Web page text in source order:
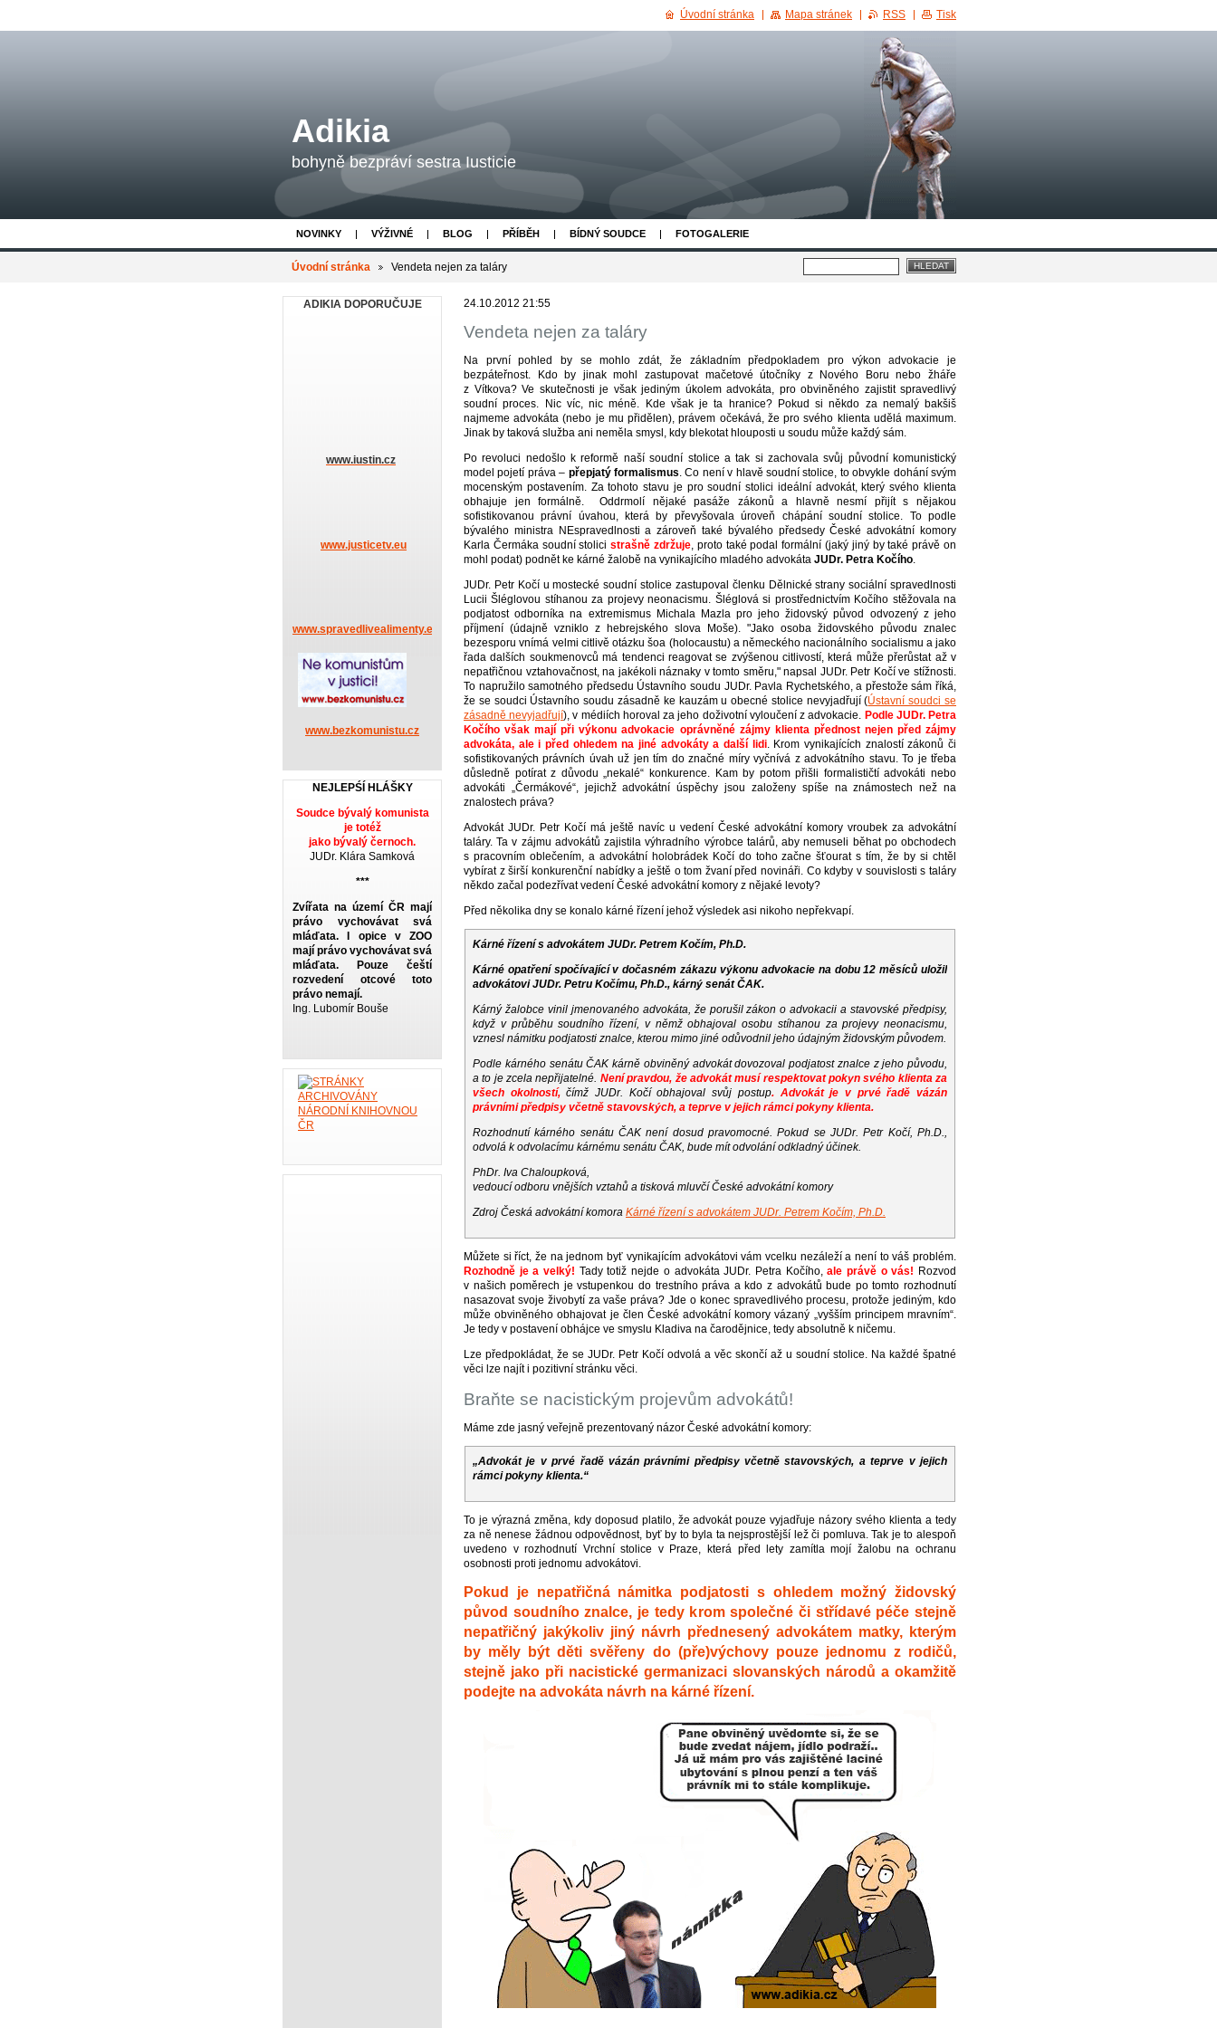
Adikia
bohyně bezpráví sestra Iusticie
NOVINKY VÝŽIVNÉ BLOG PŘÍBĚH BÍDNÝ SOUDCE FOTOGALERIE
Úvodní stránka Vendeta nejen za taláry
24.10.2012 21:55
Vendeta nejen za taláry
Na první pohled by se mohlo zdát, že základním předpokladem pro výkon advokacie je
bezpáteřnost. Kdo by jinak mohl zastupovat mačetové útočníky z Nového Boru nebo žháře
z Vítkova? Ve skutečnosti je však jediným úkolem advokáta, pro obviněného zajistit spravedlivý
soudní proces. Nic víc, nic méně. Kde však je ta hranice? Pokud si někdo za nemalý bakšiš
najmeme advokáta (nebo je mu přidělen), právem očekává, že pro svého klienta udělá maximum.
Jinak by taková služba ani neměla smysl, kdy blekotat hlouposti u soudu může každý sám.
Po revoluci nedošlo k reformě naší soudní stolice a tak si zachovala svůj původní komunistický
model pojetí práva – přepjatý formalismus. Co není v hlavě soudní stolice, to obvykle dohání svým
mocenským postavením. Za tohoto stavu je pro soudní stolici ideální advokát, který svého klienta
obhajuje jen formálně. Oddrmolí nějaké pasáže zákonů a hlavně nesmí přijít s nějakou
sofistikovanou právní úvahou, která by převyšovala úroveň chápání soudní stolice. To podle
bývalého ministra NEspravedlnosti a zároveň také bývalého předsedy České advokátní komory
Karla Čermáka soudní stolicistrašně zdržuje, proto také podal formální (jaký jiný by také právě on
mohl podat) podnět ke kárné žalobě na vynikajícího mladého advokáta JUDr. Petra Kočího.
JUDr. Petr Kočí u mostecké soudní stolice zastupoval členku Dělnické strany sociální spravedlnosti
Lucii Šléglovou stíhanou za projevy neonacismu. Šléglová si prostřednictvím Kočího stěžovala na
podjatost odborníka na extremismus Michala Mazla pro jeho židovský původ odvozený z jeho
příjmení (údajně vzniklo z hebrejského slova Moše). "Jako osoba židovského původu znalec
bezesporu vnímá velmi citlivě otázku šoa (holocaustu) a německého nacionálního socialismu a jako
řada dalších soukmenovců má tendenci reagovat se zvýšenou citlivostí, která může přerůstat až v
nepatřičnou vztahovačnost, na jakékoli náznaky v tomto směru," napsal JUDr. Petr Kočí ve stížnosti.
To napružilo samotného předsedu Ústavního soudu JUDr. Pavla Rychetského, a přestože sám říká,
že se soudci Ústavního soudu zásadně ke kauzám u obecné stolice nevyjadřují (Ústavní soudci se
zásadně nevyjadřují), v médiích horoval za jeho doživotní vyloučení z advokacie. Podle JUDr. Petra
Kočího však mají při výkonu advokacie oprávněné zájmy klienta přednost nejen před zájmy
advokáta, ale i před ohledem na jiné advokáty a další lidi. Krom vynikajících znalostí zákonů či
sofistikovaných právních úvah už jen tím do značné míry vyčnívá z advokátního stavu. To je třeba
důsledně potírat z důvodu „nekalé“ konkurence. Kam by potom přišli formalističtí advokáti nebo
advokáti „Čermákové“, jejichž advokátní úspěchy jsou založeny spíše na známostech než na
znalostech práva?
Advokát JUDr. Petr Kočí má ještě navíc u vedení České advokátní komory vroubek za advokátní
taláry. Ta v zájmu advokátů zajistila výhradního výrobce talárů, aby nemuseli běhat po obchodech
s pracovním oblečením, a advokátní holobrádek Kočí do toho začne šťourat s tím, že by si chtěl
vybírat z širší konkurenční nabídky a ještě o tom žvaní před novináři. Co kdyby v souvislosti s taláry
někdo začal podezřívat vedení České advokátní komory z nějaké levoty?
Před několika dny se konalo kárné řízení jehož výsledek asi nikoho nepřekvapí.
Kárné řízení s advokátem JUDr. Petrem Kočím, Ph.D.
Kárné opatření spočívající v dočasném zákazu výkonu advokacie na dobu 12 měsíců uložil
advokátovi JUDr. Petru Kočímu, Ph.D., kárný senát ČAK.
Kárný žalobce vinil jmenovaného advokáta, že porušil zákon o advokacii a stavovské předpisy,
když v průběhu soudního řízení, v němž obhajoval osobu stíhanou za projevy neonacismu,
vznesl námitku podjatosti znalce, kterou mimo jiné odůvodnil jeho údajným židovským původem.
Podle kárného senátu ČAK kárně obviněný advokát dovozoval podjatost znalce z jeho původu,
a to je zcela nepřijatelné. Není pravdou, že advokát musí respektovat pokyn svého klienta za
všech okolností,čímž JUDr. Kočí obhajoval svůj postup. Advokát je v prvé řadě vázán
právními předpisy včetně stavovských, a teprve v jejich rámci pokyny klienta.
Rozhodnutí kárného senátu ČAK není dosud pravomocné. Pokud se JUDr. Petr Kočí, Ph.D.,
odvolá k odvolacímu kárnému senátu ČAK, bude mít odvolání odkladný účinek.
PhDr. Iva Chaloupková,
vedoucí odboru vnějších vztahů a tisková mluvčí České advokátní komory
Zdroj Česká advokátní komora Kárné řízení s advokátem JUDr. Petrem Kočím, Ph.D.
Můžete si říct, že na jednom byť vynikajícím advokátovi vám vcelku nezáleží a není to váš problém.
Rozhodně je a velký! Tady totiž nejde o advokáta JUDr. Petra Kočího,ale právě o vás! Rozvod
v našich poměrech je vstupenkou do trestního práva a kdo z advokátů bude po tomto rozhodnutí
nasazovat svoje živobytí za vaše práva? Jde o konec spravedlivého procesu, protože jediným, kdo
může obviněného obhajovat je člen České advokátní komory vázaný „vyšším principem mravním“.
Je tedy v postavení obhájce ve smyslu Kladiva na čarodějnice, tedy absolutně k ničemu.
Lze předpokládat, že se JUDr. Petr Kočí odvolá a věc skončí až u soudní stolice. Na každé špatné
věci lze najít i pozitivní stránku věci.
Braňte se nacistickým projevům advokátů!
Máme zde jasný veřejně prezentovaný názor České advokátní komory:
„Advokát je v prvé řadě vázán právními předpisy včetně stavovských, a teprve v jejich
rámci pokyny klienta.“
To je výrazná změna, kdy doposud platilo, že advokát pouze vyjadřuje názory svého klienta a tedy
za ně nenese žádnou odpovědnost, byť by to byla ta nejsprostější lež či pomluva. Tak je to alespoň
uvedeno v rozhodnutí Vrchní stolice v Praze, která před lety zamítla mojí žalobu na ochranu
osobnosti proti jednomu advokátovi.
Pokud je nepatřičná námitka podjatosti s ohledem možný židovský
původ soudního znalce, je tedy krom společné či střídavé péče stejně
nepatřičný jakýkoliv jiný návrh přednesený advokátem matky, kterým
by měly být děti svěřeny do (pře)výchovy pouze jednomu z rodičů,
stejně jako při nacistické germanizaci slovanských národů a okamžitě
podejte na advokáta návrh na kárné řízení.
ADIKIA DOPORUČUJE
www.iustin.cz
www.justicetv.eu
www.spravedlivealimenty.eu
www.bezkomunistu.cz
NEJLEPŚÍ HLÁŠKY
Soudce bývalý komunista
je totéž
jako bývalý černoch.
JUDr. Klára Samková
***
Zvířata na území ČR mají
právo vychovávat svá
mláďata. I opice v ZOO
mají právo vychovávat svá
mláďata. Pouze čeští
rozvedení otcové toto
právo nemají.
Ing. Lubomír Bouše
Úvodní stránka Mapa stránek RSS Tisk